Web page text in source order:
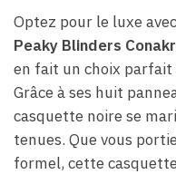
Optez pour le luxe
Peaky Blinders
en fait un choix parfait
Grâce à ses huit
casquette noire se
tenues. Que vous
formel, cette